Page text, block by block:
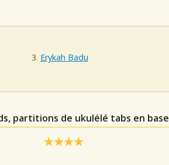
Erykah Badu
partitions de ukulélé tabs en base